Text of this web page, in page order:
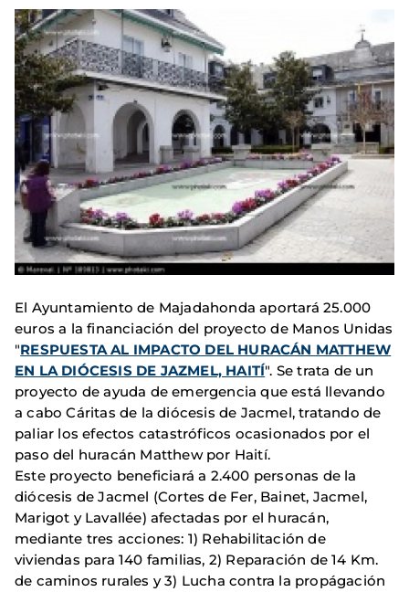
El Ayuntamiento de Majadahonda aportará 25.000
euros a la financiación del proyecto de Manos Unidas
"RESPUESTA AL IMPACTO DEL HURACÁN MATTHEW
EN LA DIÓCESIS DE JAZMEL, HAITÍ". Se trata de un
proyecto de ayuda de emergencia que está llevando
a cabo Cáritas de la diócesis de Jacmel, tratando de
paliar los efectos catastróficos ocasionados por el
paso del huracán Matthew por Haití.
Este proyecto beneficiará a 2.400 personas de la
diócesis de Jacmel (Cortes de Fer, Bainet, Jacmel,
Marigot y Lavallée) afectadas por el huracán,
mediante tres acciones: 1) Rehabilitación de
viviendas para 140 familias, 2) Reparación de 14 Km.
de caminos rurales y 3) Lucha contra la propágación